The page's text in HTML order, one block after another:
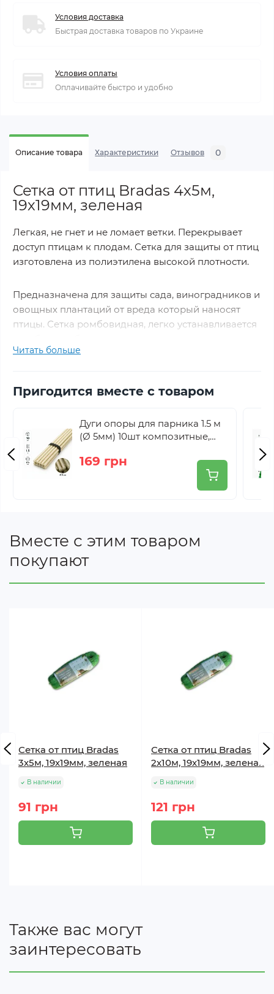
Условия доставка
Быстрая доставка товаров по Украине
Условия оплаты
Оплачивайте быстро и удобно
Описание товара Характеристики Отзывов 0
Сетка от птиц Bradas 4х5м,
19х19мм, зеленая
Легкая, не гнет и не ломает ветки. Перекрывает
доступ птицам к плодам. Сетка для защиты от птиц
изготовлена из полиэтилена высокой плотности.
Предназначена для защиты сада, виноградников и
овощных плантаций от вреда который наносят
птицы. Сетка ромбовидная, легко устанавливается
Размер ячейки -19x19 см.
Цвет -
Зеленый
Длина -5 м.
Читать больше
Пригодится вместе с товаром
Дуги опоры для парника 1.5 м
(Ø 5мм) 10шт композитные,
169 грн
Вместе с этим товаром
покупают
Сетка от птиц Bradas
3х5м, 19х19мм, зеленая
В наличии
91 грн
Сетка от птиц Bradas
2х10м, 19х19мм, зеленая
В наличии
121 грн
Также вас могут
заинтересовать